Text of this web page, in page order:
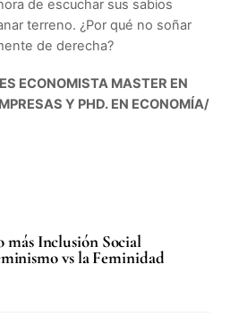
de escuchar sus sabios
terreno. ¿Por qué no soñar
de derecha?
ECONOMISTA MASTER EN
Y PHD. EN ECONOMÍA/
más Inclusión Social
vs la Feminidad